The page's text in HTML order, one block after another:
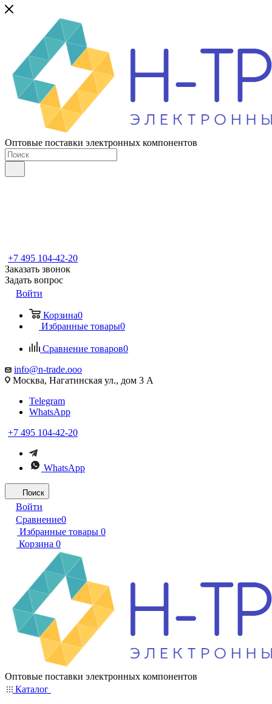
Оптовые поставки электронных компонентов
+7 495 104-42-20
Заказать звонок
Задать вопрос
Войти
Корзина0
Избранные товары0
Сравнение товаров0
info@n-trade.ooo
Москва, Нагатинская ул., дом 3 А
Telegram
WhatsApp
+7 495 104-42-20
WhatsApp
Поиск
Войти
Сравнение0
Избранные товары 0
Корзина 0
Оптовые поставки электронных компонентов
Каталог